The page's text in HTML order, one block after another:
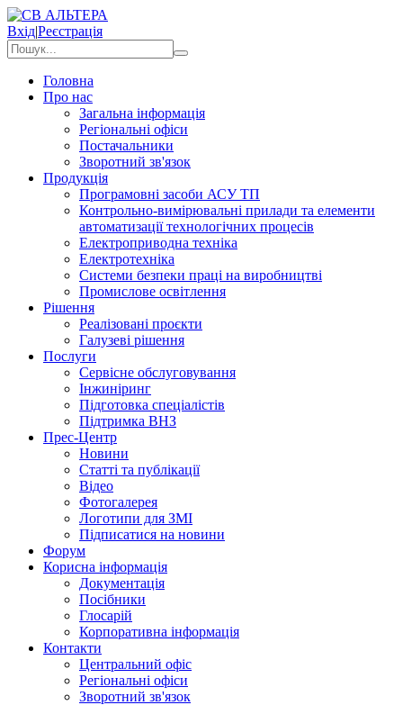
Вхід|Реєстрація
Головна
Про нас
Загальна інформація
Регіональні офіси
Постачальники
Зворотний зв'язок
Продукція
Програмовні засоби АСУ ТП
Контрольно-вимірювальні прилади та елементи
автоматизації технологічних процесів
Електроприводна техніка
Електротехніка
Системи безпеки праці на виробництві
Промислове освітлення
Рішення
Реалізовані проєкти
Галузеві рішення
Послуги
Сервісне обслуговування
Інжиніринг
Підготовка спеціалістів
Підтримка ВНЗ
Прес-Центр
Новини
Статті та публікації
Відео
Фотогалерея
Логотипи для ЗМІ
Підписатися на новини
Форум
Корисна інформація
Документація
Посібники
Глосарій
Корпоративна інформація
Контакти
Центральний офіс
Регіональні офіси
Зворотний зв'язок